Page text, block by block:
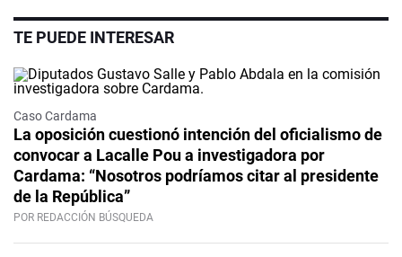
TE PUEDE INTERESAR
Caso Cardama
La oposición cuestionó intención del oficialismo de
convocar a Lacalle Pou a investigadora por
Cardama: “Nosotros podríamos citar al presidente
de la República”
POR REDACCIÓN BÚSQUEDA